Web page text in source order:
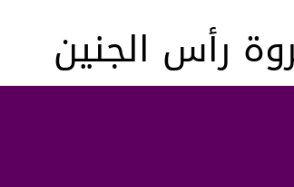
رأس الجنين